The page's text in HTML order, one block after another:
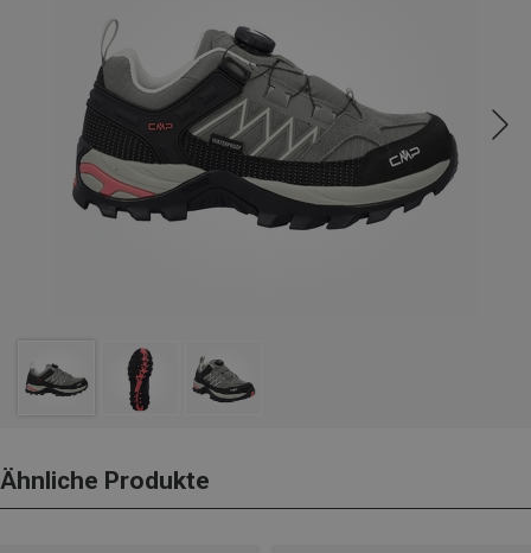
Ähnliche Produkte